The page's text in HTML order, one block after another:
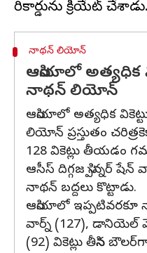
నాథన్ లియోన్
ఆసియాలో అత్యధిక
నాథన్ లియోన్
ఆసియాలో అత్యధిక
లియోన్ ప్రస్తుతం
128 వికెట్లు తీయడం
ఆసీస్ దిగ్గజ స్పిన్నర్ షేన్
నాథన్ బద్దలు కొట్టాడు.
ఆసియాలో ఇప్పటివరకూ
వార్న్ (127), డానియెల్
(92) వికెట్లు తీసిన